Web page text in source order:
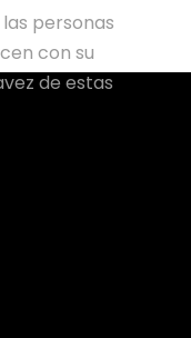
personas
con su
de estas